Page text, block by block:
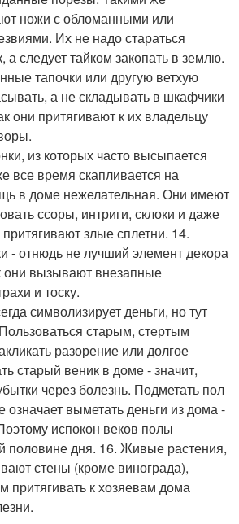
ножи с обломанными или
Их не надо стараться
а следует тайком закопать в землю.
тапочки или другую ветхую
а не складывать в шкафчики
они притягивают к их владельцу
из которых часто высыпается
все время скапливается на
в доме нежелательная. Они имеют
ссоры, интриги, склоки и даже
злые сплетни. 14.
- отнюдь не лучший элемент декора
они вызывают внезапные
и тоску.
символизирует деньги, но тут
старым, стертым
разорение или долгое
старый веник в доме - значит,
через болезнь. Подметать пол
означает выметать деньги из дома -
испокон веков полы
половине дня. 16. Живые растения,
стены (кроме винограда),
притягивать к хозяевам дома